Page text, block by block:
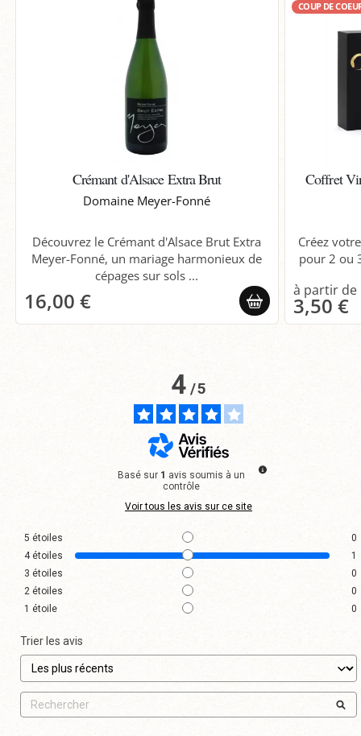
Crémant d'Alsace Extra Brut
Domaine Meyer-Fonné
Découvrez le Crémant d'Alsace Brut Extra
Meyer-Fonné, un mariage harmonieux de
cépages sur sols ...
16,00 €
COUP DE
Coffret
Créez
pour 2 ou
3,50 €
4/5
Basé sur 1 avis soumis à un
contrôle
Voir tous les avis sur ce site
5 étoiles
0
4étoiles
1
3 étoiles
0
2 étoiles
0
1 étoile 0
Trier les avis